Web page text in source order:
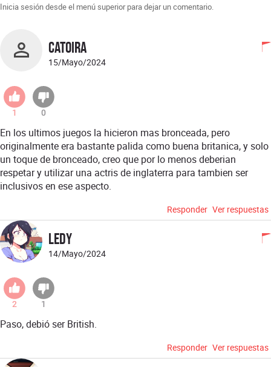
Inicia sesión desde el menú superior para dejar un comentario.
catoira
15/Mayo/2024
1 0
En los ultimos juegos la hicieron mas bronceada, pero
originalmente era bastante palida como buena britanica, y solo
un toque de bronceado, creo que por lo menos deberian
respetar y utilizar una actris de inglaterra para tambien ser
inclusivos en ese aspecto.
Responder Ver respuestas
Ledy
14/Mayo/2024
2 1
Paso, debió ser British.
Responder Ver respuestas